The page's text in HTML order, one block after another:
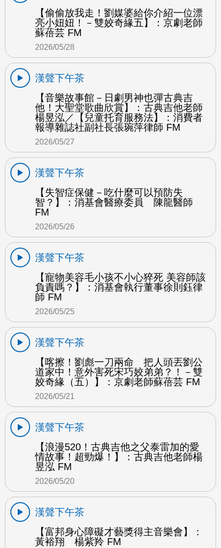
【偷偷放我走！劉媒婆給你介紹一位漂
亮小妞妞！－雙姣奇緣五】：京劇老師
蘇蓓芸 FM
2026/05/28
漢聲下午茶
【音樂故事館－日劇男神也彈古典吉
他！大聖堂歌曲欣賞】：古典吉他老師
楊昱泓／【兒童托育服務法】：消費者
報導雜誌社副社長張琬萍律師 FM
2026/05/27
漢聲下午茶
【失智症保健－吃什麼可以預防失
智？】：消基會醫療委員 陳龍醫師
FM
2026/05/26
漢聲下午茶
【寵物美容毛小孩不小心猝死 美容師該
負責嗎？】：消基會執行董事徐則鈺律
師 FM
2026/05/25
漢聲下午茶
【喀擦！劉彪一刀兩命 把人頭丟劉公
道家中！意外害死宋巧姣弟弟？！－雙
姣奇緣（五）】：京劇老師蘇蓓芸 FM
2026/05/21
漢聲下午茶
【浪漫520！古典吉他之父泰雷加的愛
情故事！超勁爆！】：古典吉他老師楊
昱泓 FM
2026/05/20
漢聲下午茶
【富邦身心障礙才藝獎得主音樂會】：
黃裕翔 楊紫羚 FM